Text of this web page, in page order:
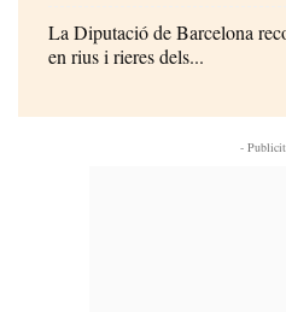
La Diputació de Barcelona
en rius i rieres dels...
-